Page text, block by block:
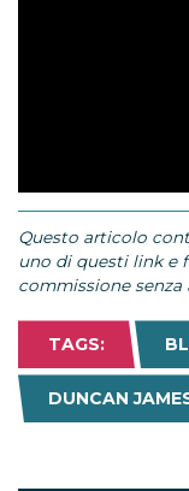
Questo articolo
uno di questi link e
commissione
TAGS:
DUNCAN